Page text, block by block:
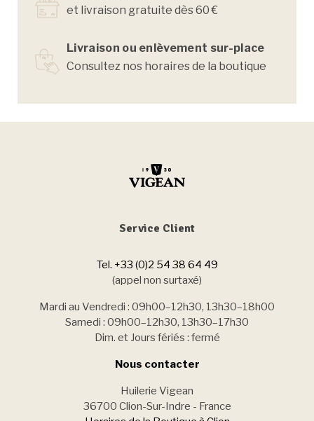
et livraison gratuite dès 60 €
Livraison ou enlèvement sur-place
Consultez nos horaires de la boutique
Service Client
Tel. +33 (0)2 54 38 64 49
(appel non surtaxé)
Mardi au Vendredi : 09h00–12h30, 13h30–18h00
Samedi : 09h00–12h30, 13h30–17h30
Dim. et Jours fériés : fermé
Nous contacter
Huilerie Vigean
36700 Clion-Sur-Indre - France